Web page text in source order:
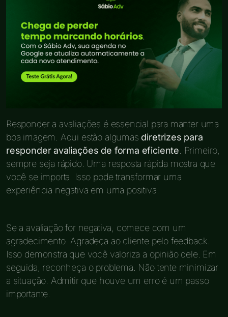
Responder a avaliações é essencial para manter uma
boa imagem. Aqui estão algumas diretrizes para
responder avaliações de forma eficiente . Primeiro,
sempre seja rápido. Uma resposta rápida mostra que
você se importa. Isso pode transformar uma
experiência negativa em uma positiva.
Se a avaliação for negativa, comece com um
agradecimento. Agradeça ao cliente pelo feedback.
Isso demonstra que você valoriza a opinião dele. Em
seguida, reconheça o problema. Não tente minimizar
a situação. Admitir que houve um erro é um passo
importante.